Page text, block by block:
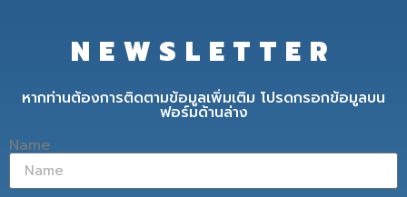
NEWSLETTER
หากท่านต้องการติดตามข้อมูลเพิ่มเติม โปรดกรอกข้อมูลบน
ฟอร์มด้านล่าง
Name